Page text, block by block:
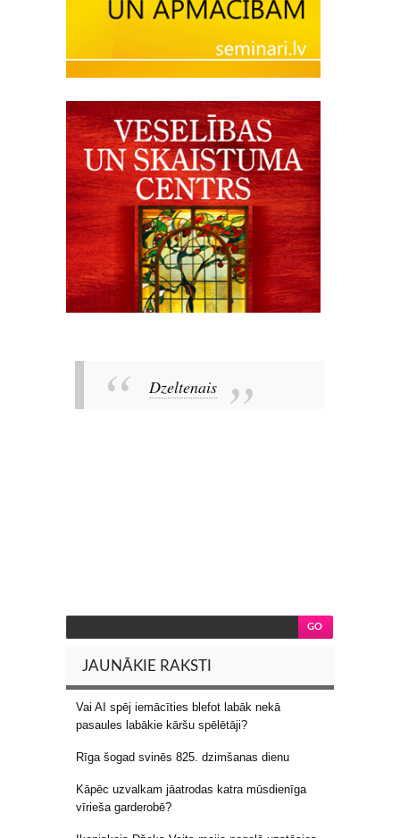
Dzeltenais
JAUNĀKIE RAKSTI
Vai AI spēj iemācīties blefot labāk nekā
pasaules labākie kāršu spēlētāji?
Rīga šogad svinēs 825. dzimšanas dienu
Kāpēc uzvalkam jāatrodas katra mūsdienīga
vīrieša garderobē?